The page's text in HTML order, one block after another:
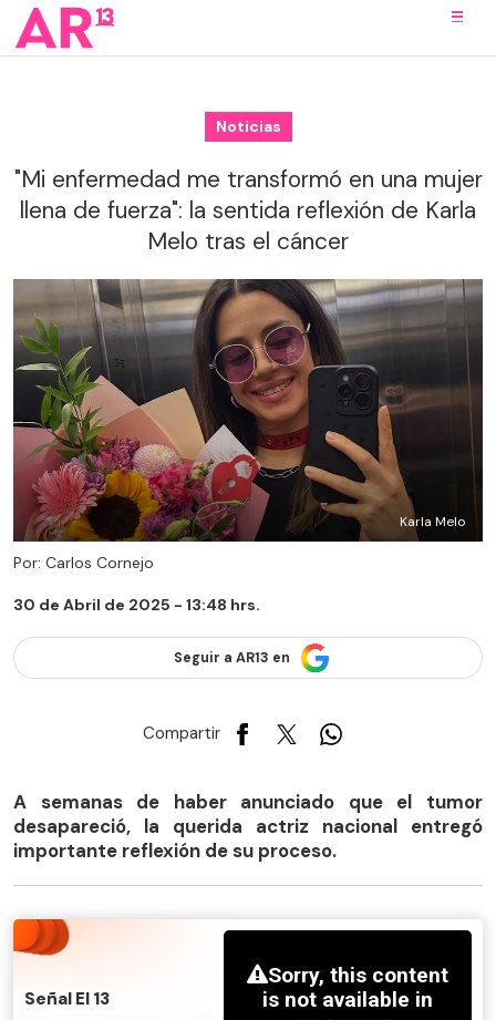
Noticias
"Mi enfermedad me transformó en una mujer
llena de fuerza": la sentida reflexión de Karla
Melo tras el cáncer
Karla Melo
Por: Carlos Cornejo
30 de Abril de 2025 - 13:48 hrs.
Seguir a AR13 en
Compartir
A semanas de haber anunciado que el tumor
desapareció, la querida actriz nacional entregó
importante reflexión de su proceso.
Señal El 13